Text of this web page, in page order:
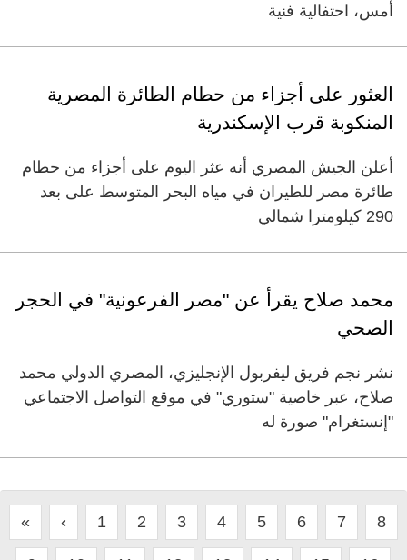
أمس، احتفالية فنية
العثور على أجزاء من حطام الطائرة المصرية
المنكوبة قرب الإسكندرية
أعلن الجيش المصري أنه عثر اليوم على أجزاء من حطام
طائرة مصر للطيران في مياه البحر المتوسط على بعد
290 كيلومترا شمالي
محمد صلاح يقرأ عن "مصر الفرعونية" في الحجر
الصحي
نشر نجم فريق ليفربول الإنجليزي، المصري الدولي محمد
صلاح، عبر خاصية "ستوري" في موقع التواصل الاجتماعي
"إنستغرام" صورة له
« ‹ 1 2 3 4 5 6 7 8